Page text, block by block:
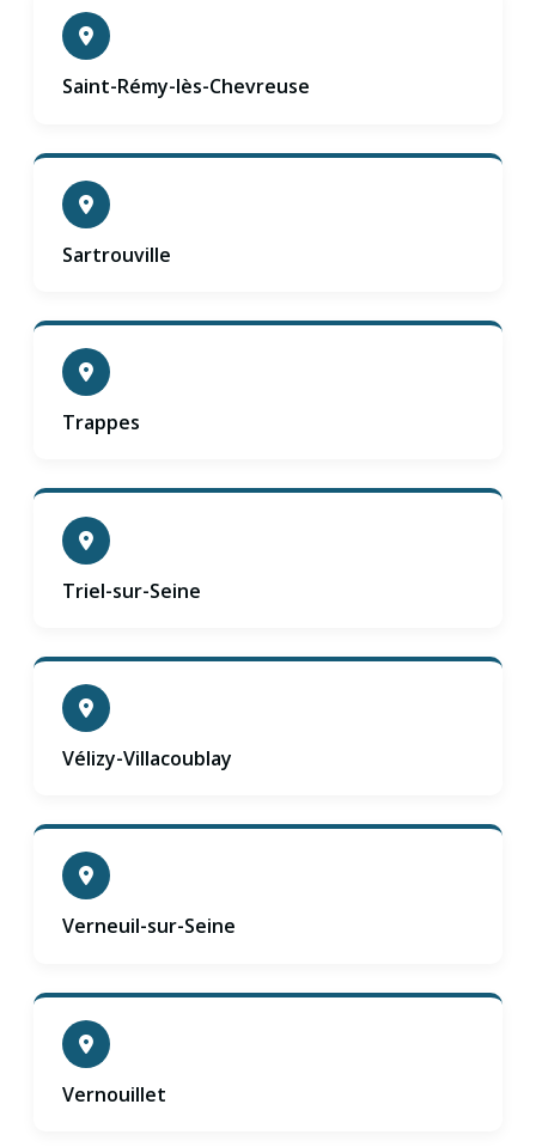
Saint-Rémy-lès-Chevreuse
Sartrouville
Trappes
Triel-sur-Seine
Vélizy-Villacoublay
Verneuil-sur-Seine
Vernouillet